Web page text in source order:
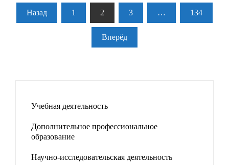
Пагинация
записей
Назад 1 2 3 … 134
Вперёд
Учебная деятельность
Дополнительное профессиональное
образование
Научно-исследовательская деятельность